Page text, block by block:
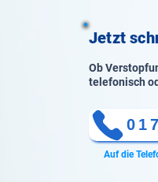
Jetzt
Ob
telefonisch
Auf die